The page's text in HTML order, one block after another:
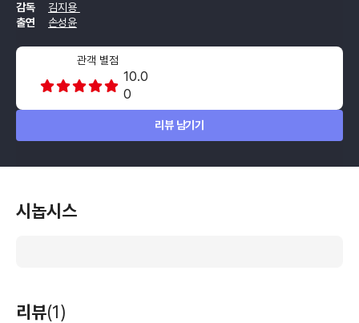
감독
김지용
출연
손성윤
관객 별점
10.0
0
리뷰 남기기
시놉시스
리뷰(1)